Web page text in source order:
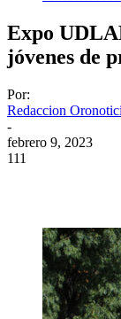
Expo
jóvenes de
Por:
Redaccion
-
febrero 9, 2023
111